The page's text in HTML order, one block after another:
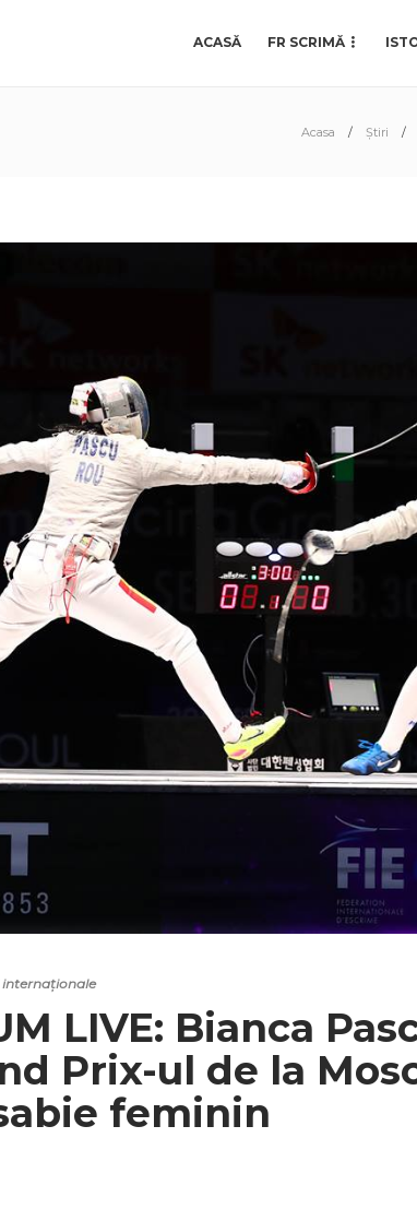
ACASĂ FR SCRIMĂ
Acasa Știri
LIVE: Bianca
Prix-ul de la
feminin